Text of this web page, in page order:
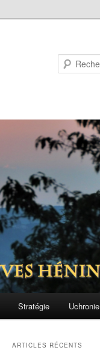
Stratégie Uchronie
ARTICLES RÉCENTS